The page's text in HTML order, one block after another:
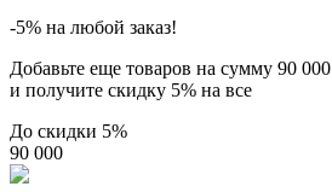
-5% на любой заказ!
Добавьте еще товаров на сумму 90 000
и получите скидку 5% на все
До скидки 5%
90 000